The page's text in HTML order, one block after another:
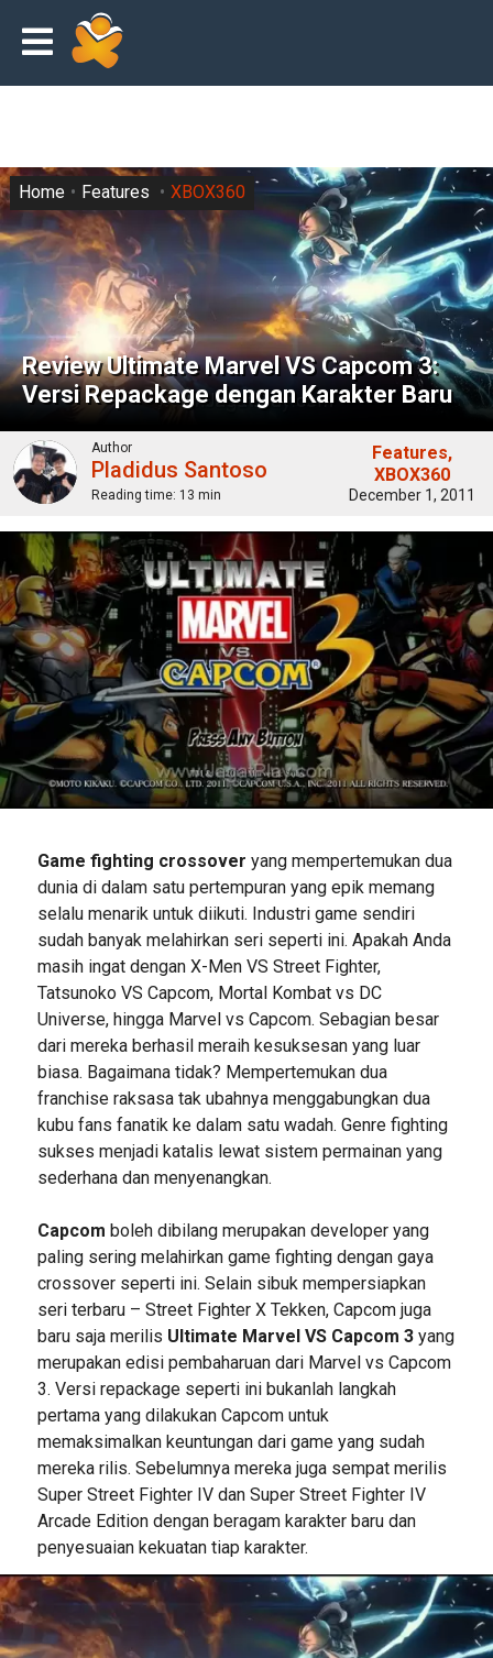
Review Ultimate Marvel VS Capcom 3:
Versi Repackage dengan Karakter Baru
Home Features XBOX360
Author
Pladidus Santoso
Reading time: 13 min
Features
XBOX360
December 1, 2011
Game fighting crossover yang mempertemukan dua
dunia di dalam satu pertempuran yang epik memang
selalu menarik untuk diikuti. Industri game sendiri
sudah banyak melahirkan seri seperti ini. Apakah Anda
masih ingat dengan X-Men VS Street Fighter,
Tatsunoko VS Capcom, Mortal Kombat vs DC
Universe, hingga Marvel vs Capcom. Sebagian besar
dari mereka berhasil meraih kesuksesan yang luar
biasa. Bagaimana tidak? Mempertemukan dua
franchise raksasa tak ubahnya menggabungkan dua
kubu fans fanatik ke dalam satu wadah. Genre fighting
sukses menjadi katalis lewat sistem permainan yang
sederhana dan menyenangkan.
Capcom boleh dibilang merupakan developer yang
paling sering melahirkan game fighting dengan gaya
crossover seperti ini. Selain sibuk mempersiapkan
seri terbaru – Street Fighter X Tekken, Capcom juga
baru saja merilis Ultimate Marvel VS Capcom 3yang
merupakan edisi pembaharuan dari Marvel vs Capcom
3. Versi repackage seperti ini bukanlah langkah
pertama yang dilakukan Capcom untuk
memaksimalkan keuntungan dari game yang sudah
mereka rilis. Sebelumnya mereka juga sempat merilis
Super Street Fighter IV dan Super Street Fighter IV
Arcade Edition dengan beragam karakter baru dan
penyesuaian kekuatan tiap karakter.